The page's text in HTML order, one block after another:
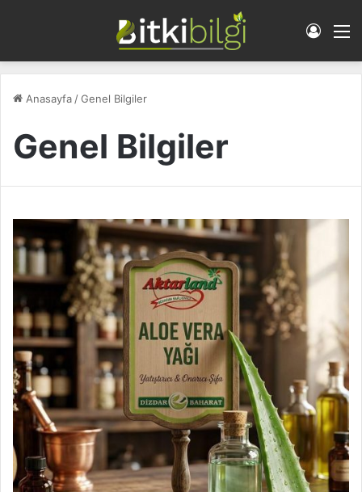
Giriş
Anasayfa /Genel Bilgiler
Genel Bilgiler